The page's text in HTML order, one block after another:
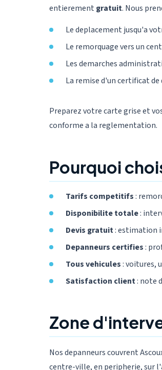
entierement gratuit. Nous
Le deplacement jusqu'a
Le remorquage vers un
Les demarches
La remise d'un certificat
Preparez votre carte grise et
conforme a la reglementation.
Pourquoi
Tarifs competitifs:
Disponibilite totale:
Devis gratuit: estimation
Depanneurs certifies:
Tous vehicules: voitures,
Satisfaction client: note
Zone
Nos depanneurs couvrent
centre-ville, en peripherie, sur